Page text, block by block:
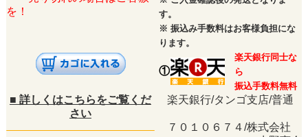
を！
す。
※ 振込み手数料はお客様負担にな
ります。
①
楽天銀行同士な
ら
振込手数料無料
■ 詳しくはこちらをご覧くだ
さい
楽天銀行/タンゴ支店/普通
７０１０６７４/株式会社